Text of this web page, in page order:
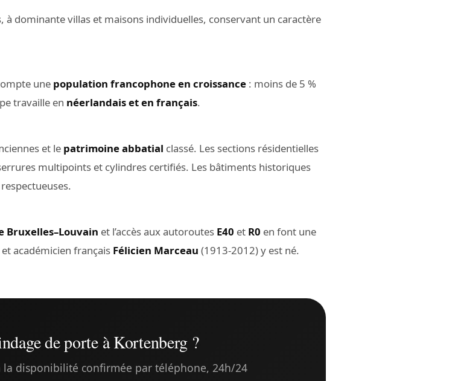
à dominante villas et maisons individuelles, conservant un caractère
une population francophone en croissance : moins de 5 %
travaille en néerlandais et en français.
et le patrimoine abbatial classé. Les sections résidentielles
multipoints et cylindres certifiés. Les bâtiments historiques
et l’accès aux autoroutes E40 et R0 en font une
académicien français Félicien Marceau (1913-2012) y est né.
de porte à Kortenberg ?
disponibilité confirmée par téléphone, 24h/24